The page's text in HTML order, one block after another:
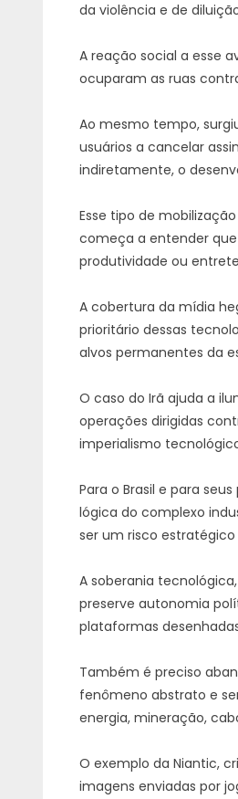
da violência e de
A reação social a esse
ocuparam as ruas
Ao mesmo tempo,
usuários a cancelar
indiretamente, o
Esse tipo de
começa a entender
produtividade ou
A cobertura da mídia
prioritário dessas
alvos permanentes da
O caso do Irã ajuda a
operações dirigidas
imperialismo
Para o Brasil e para
lógica do complexo
ser um risco
A soberania
preserve autonomia
plataformas
Também é preciso
fenômeno abstrato e
energia, mineração,
O exemplo da Niantic,
imagens enviadas por